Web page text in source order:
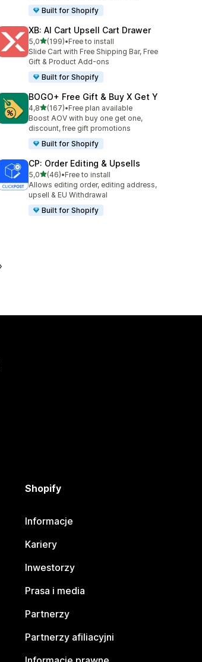
Built for Shopify
XB: AI Cart Upsell Cart Drawer
5,0na 5 gwiazdek
(199)
Łączna liczba recenzji: 199
•Free to install
Slide Cart with Free Shipping Bar, Free
Gift & Product Add-ons
Built for Shopify
BOGO+ Free Gift & Buy X Get Y
4,8na 5 gwiazdek
(167)
Łączna liczba recenzji: 167
•Free plan available
Boost AOV with buy one get one,
discount, free gift promotions
Built for Shopify
CP: Order Editing & Upsells
5,0na 5 gwiazdek
(46)
Łączna liczba recenzji: 46
•Free to install
Allows editing order, editing address,
upsell & EU Withdrawal
Built for Shopify
Shopify
Informacje
Kariery
Inwestorzy
Prasa i media
Partnerzy
Partnerzy afiliacyjni